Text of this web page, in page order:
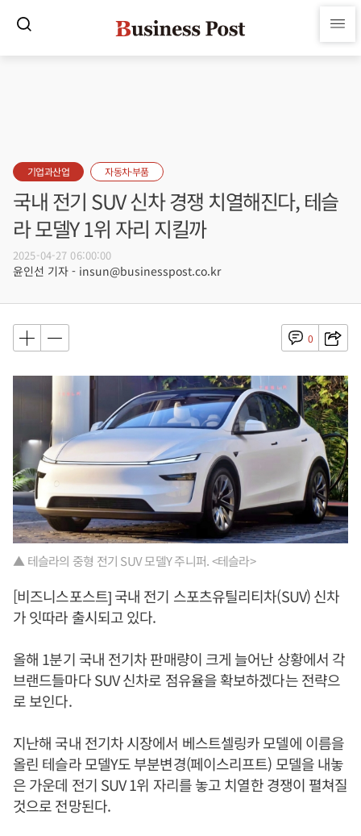
기업과산업 자동차·부품
국내 전기 SUV 신차 경쟁 치열해진다, 테슬
라 모델Y 1위 자리 지킬까
2025-04-27 06:00:00
윤인선 기자 - insun@businesspost.co.kr
0
▲ 테슬라의 중형 전기 SUV 모델Y 주니퍼. <테슬라>
[비즈니스포스트] 국내 전기 스포츠유틸리티차(SUV) 신차
가 잇따라 출시되고 있다.
올해 1분기 국내 전기차 판매량이 크게 늘어난 상황에서 각
브랜드들마다 SUV 신차로 점유율을 확보하겠다는 전략으
로 보인다.
지난해 국내 전기차 시장에서 베스트셀링카 모델에 이름을
올린 테슬라 모델Y도 부분변경(페이스리프트) 모델을 내놓
은 가운데 전기 SUV 1위 자리를 놓고 치열한 경쟁이 펼쳐질
것으로 전망된다.